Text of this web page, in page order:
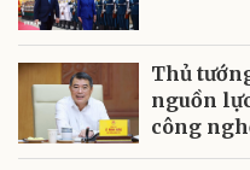
Thủ
nguồn
công